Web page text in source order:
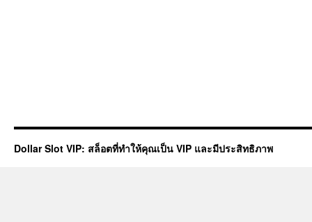
Dollar Slot VIP: สล็อตที่ทำให้คุณเป็น VIP และมีประสิทธิภาพ